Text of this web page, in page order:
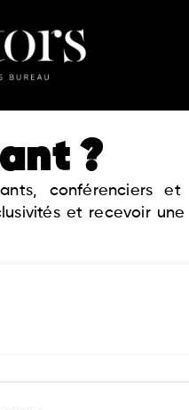
?
conférenciers
et recevoir